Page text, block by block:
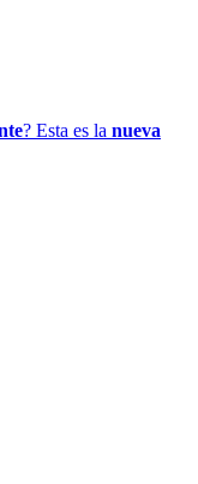
? Esta es la nueva